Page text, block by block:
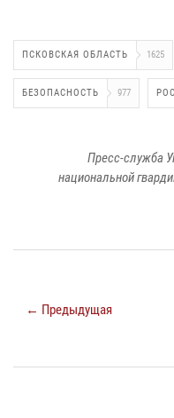
ПСКОВСКАЯ ОБЛАСТЬ 1625
БЕЗОПАСНОСТЬ 977
Пресс-служба
национальной
← Предыдущая